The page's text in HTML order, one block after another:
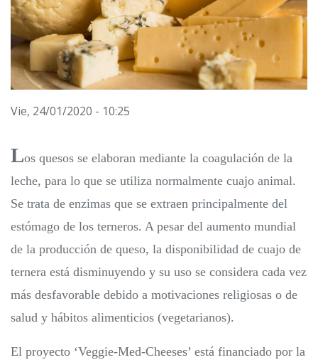
Vie, 24/01/2020 - 10:25
Los quesos se elaboran mediante la coagulación de la
leche, para lo que se utiliza normalmente cuajo animal.
Se trata de enzimas que se extraen principalmente del
estómago de los terneros. A pesar del aumento mundial
de la producción de queso, la disponibilidad de cuajo de
ternera está disminuyendo y su uso se considera cada vez
más desfavorable debido a motivaciones religiosas o de
salud y hábitos alimenticios (vegetarianos).
El proyecto ‘Veggie-Med-Cheeses’ está financiado por la